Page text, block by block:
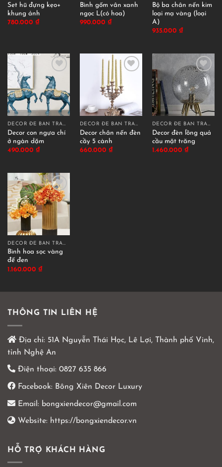
Set hũ đựng kẹo+
khung ảnh
780.000 ₫
Bình gốm vân xanh
ngọc L(có hoa)
990.000 ₫
Bộ ba chân nến kim
loại mạ vàng (loại
A)
935.000 ₫
DECOR ĐỂ BÀN TRANG TRÍ
Decor con ngựa chí
ở ngàn dặm
490.000 ₫
DECOR ĐỂ BÀN TRANG TRÍ
Decor chân nến đèn
cầy 5 cành
660.000 ₫
DECOR ĐỂ BÀN TRANG TRÍ
Decor đèn lồng quả
cầu mặt trăng
1.460.000 ₫
DECOR ĐỂ BÀN TRANG TRÍ
Bình hoa sọc vàng
đế đen
1.160.000 ₫
THÔNG TIN LIÊN HỆ
Địa chỉ: 51A Nguyễn Thái Học, Lê Lợi, Thành phố Vinh,
tỉnh Nghệ An
Điện thoại: 0827 635 866
Facebook: Bông Xiên Decor Luxury
Email: bongxiendecor@gmail.com
Website: https://bongxiendecor.vn
HỖ TRỢ KHÁCH HÀNG